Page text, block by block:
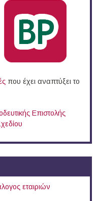
που έχει αναπτύξει το
Επιστολής
εταιριών